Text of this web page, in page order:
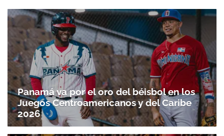
Panamá va por el oro del béisbol en los
Juegos Centroamericanos y del Caribe
2026